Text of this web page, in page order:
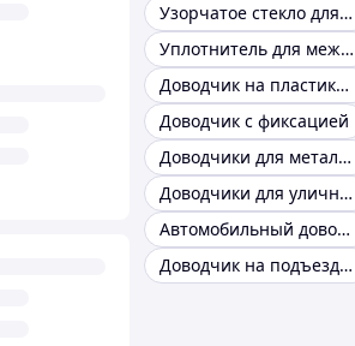
Узорчатое стекло для дверей
Уплотнитель для межкомнатных дверей
Доводчик на пластиковые двери
Доводчик с фиксацией
Доводчики для металлических дверей
Доводчики для уличных калиток
Автомобильный доводчик дверей
Доводчик на подъездную дверь